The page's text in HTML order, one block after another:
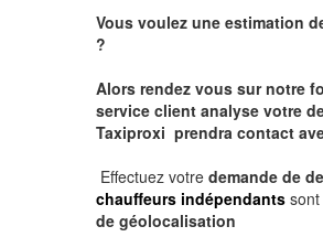
Vous voulez une estimation
?
Alors rendez vous sur notre
service client analyse votre
Taxiproxi prendra contact
Effectuez votre demande de
chauffeurs indépendants
de géolocalisation